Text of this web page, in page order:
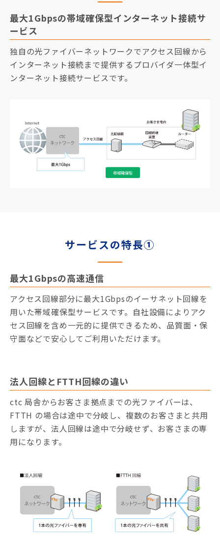
最大1Gbpsの帯域確保型インターネット接続サ
ービス
独自の光ファイバーネットワークでアクセス回線から
インターネット接続まで提供するプロバイダ一体型イ
ンターネット接続サービスです。
サービスの特長①
最大1Gbpsの高速通信
アクセス回線部分に最大1Gbpsのイーサネット回線を
用いた帯域確保型サービスです。自社設備によりアク
セス回線を含め一元的に提供できるため、品質面・保
守面などで安心してご利用いただけます。
法人回線とFTTH回線の違い
ctc 局舎からお客さま拠点までの光ファイバーは、
FTTH の場合は途中で分岐し、複数のお客さまと共用
しますが、法人回線は途中で分岐せず、お客さまの専
用になります。